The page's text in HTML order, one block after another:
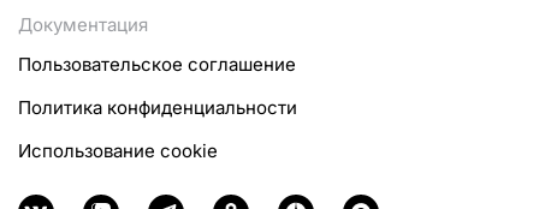
Документация
Пользовательское соглашение
Политика конфиденциальности
Использование cookie